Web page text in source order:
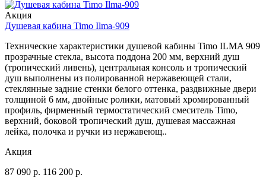
Акция
Душевая кабина Timo Ilma-909
Технические характеристики душевой кабины Timo ILMA 909
прозрачные стекла, высота поддона 200 мм, верхний душ
(тропический ливень), центральная консоль и тропический
душ выполнены из полированной нержавеющей стали,
стеклянные задние стенки белого оттенка, раздвижные двери
толщиной 6 мм, двойные ролики, матовый хромированный
профиль, фирменный термостатический смеситель Timo,
верхний, боковой тропический душ, душевая массажная
лейка, полочка и ручки из нержавеющ..
Акция
87 090 р. 116 200 р.